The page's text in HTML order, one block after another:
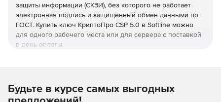
защиты информации (СКЗИ), без которого не работает
электронная подпись и защищённый обмен данными по
ГОСТ. Купить ключ КриптоПро CSP 5.0 в Softline можно
для одного рабочего места или для сервера с поставкой
в день оплаты.
Будьте в курсе самых выгодных